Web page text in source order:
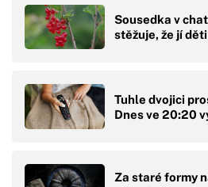
Sousedka v
stěžuje, že jí
Tuhle dvojici
Dnes ve 20:20
Za staré formy